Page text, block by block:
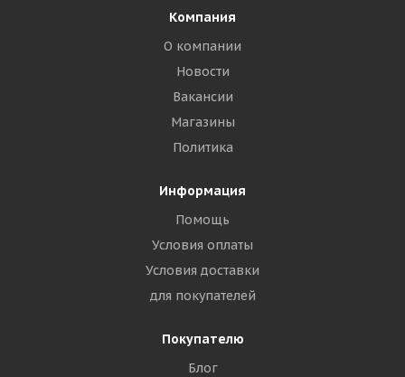
Компания
О компании
Новости
Вакансии
Магазины
Политика
Информация
Помощь
Условия оплаты
Условия доставки
для покупателей
Покупателю
Блог